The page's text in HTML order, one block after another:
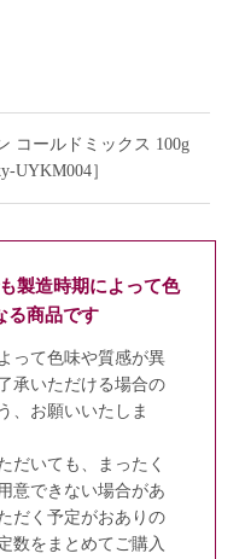
コールドミックス 100g
UYKM004］
製造時期によって色
る商品です
って色味や質感が異
承いただける場合の
、お願いいたしま
だいても、まったく
意できない場合があ
だく予定がおありの
数をまとめてご購入